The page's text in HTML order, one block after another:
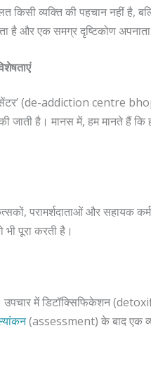
किसी व्यक्ति की पहचान नहीं
है और एक समग्र दृष्टिकोण
सेंटर’ (de-addiction centre
जाती है। मानस में, हम मानते हैं कि
परामर्शदाताओं और सहायक
पूरा करती है।
उपचार में डिटॉक्सिफिकेशन
(assessment) के बाद एक